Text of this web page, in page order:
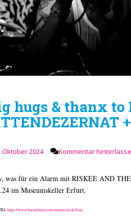
hugs & thanx to
Oktober 2024 Kommentar
was für ein Alarm mit RISKEE AND
im Museumskeller Erfurt.
https://www.boombatzeentertainment.de/fnin